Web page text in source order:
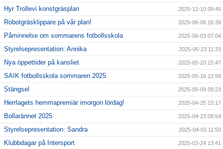
Hyr Trollevi konstgräsplan 2025-12-10 09:45
Robotgräsklippare på vår plan! 2025-06-06 16:39
Påminnelse om sommarens fotbollsskola 2025-06-03 07:04
Styrelsepresentation: Annika 2025-05-23 11:33
Nya öppettider på kansliet 2025-05-20 15:47
SAIK fotbollsskola sommaren 2025 2025-05-16 12:58
Stängsel 2025-05-09 09:23
Herrlagets hemmapremiär imorgon lördag! 2025-04-25 15:17
Bollarännet 2025 2025-04-23 08:54
Styrelsepresentation: Sandra 2025-04-01 11:50
Klubbdagar på Intersport 2025-03-24 13:41